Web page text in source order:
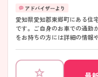
愛知県愛知郡東郷町にある住
です。 ご自身のお車での通勤が可能ですので、通勤に便利です。 ご興味
をお持ちの方には詳細の情報